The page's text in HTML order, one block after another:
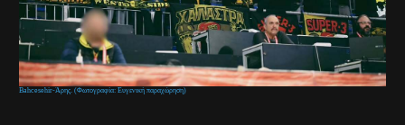
Bahcesehir-Άρης. (Φωτογραφία: Ευγενική παραχώρηση)